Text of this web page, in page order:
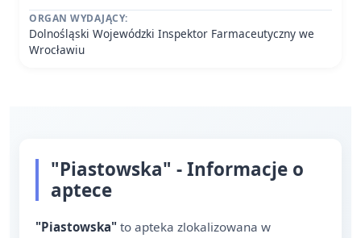
ORGAN WYDAJĄCY:
Dolnośląski Wojewódzki Inspektor Farmaceutyczny we
Wrocławiu
"Piastowska" - Informacje o
aptece
"Piastowska" to apteka zlokalizowana w